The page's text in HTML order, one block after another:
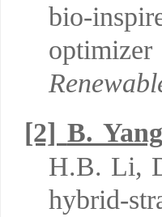
bio-
[2] B. Yang
H.B. Li,
hybrid-